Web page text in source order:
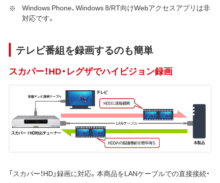
Windows Phone、Windows 8/RT向けWebアクセスアプリは非
対応です。
テレビ番組を録画するのも簡単
スカパー！HD・レグザでハイビジョン録画
「スカパー！HD」録画に対応。本商品をLANケーブルでの直接接続・